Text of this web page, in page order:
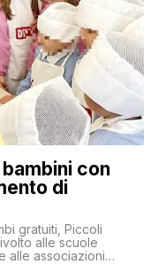
con
di
gratuiti, Piccoli
alle scuole
alle associazioni
ADHD